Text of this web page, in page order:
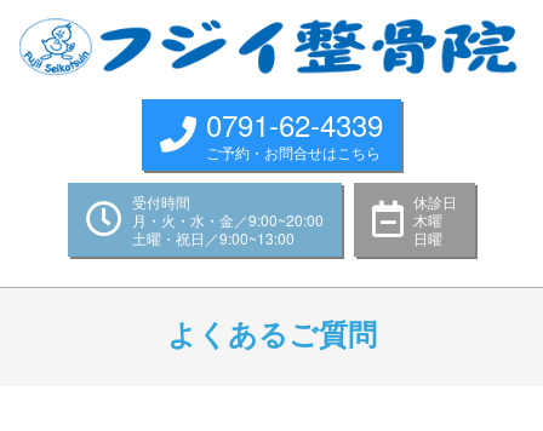
content
0791-62-4339
ご予約・お問合せはこちら
受付時間
月・火・水・金／9:00~20:00
土曜・祝日／9:00~13:00
休診日
木曜
日曜
よくあるご質問